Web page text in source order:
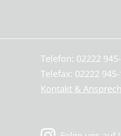
Telefon: 02222
Telefax: 02222
Kontakt &